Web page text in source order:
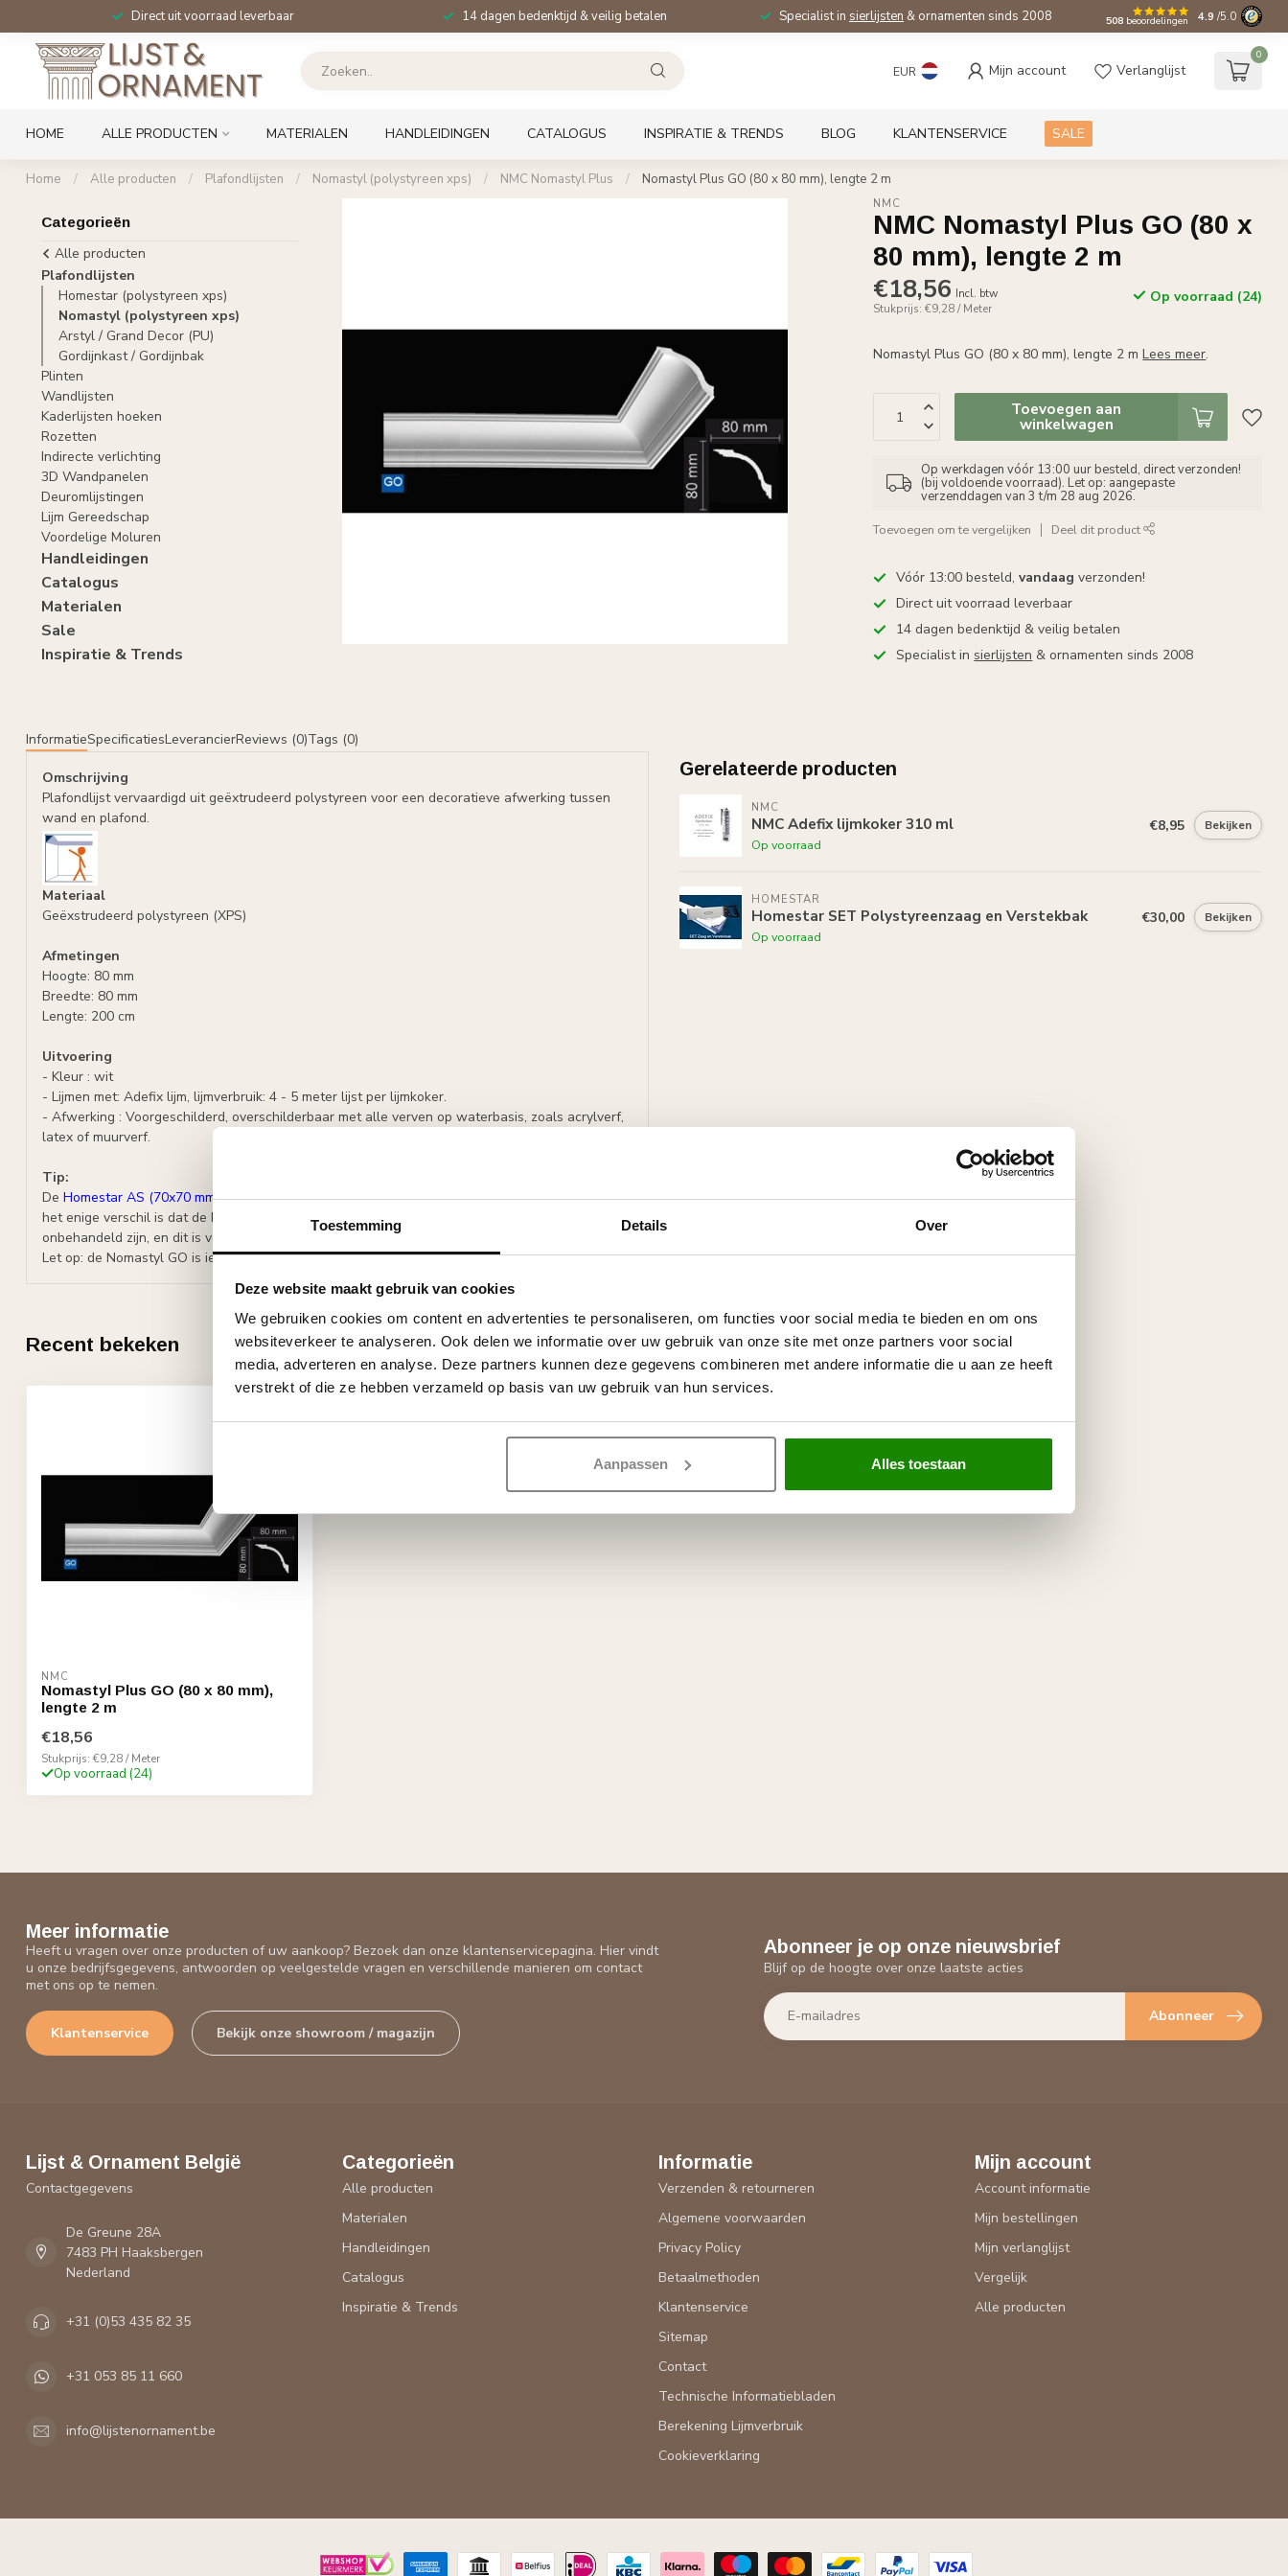
Toestemming Details Over
Deze website maakt gebruik van cookies
We gebruiken cookies om content en advertenties te personaliseren, om functies voor social media te bieden en om ons
websiteverkeer te analyseren. Ook delen we informatie over uw gebruik van onze site met onze partners voor social
media, adverteren en analyse. Deze partners kunnen deze gegevens combineren met andere informatie die u aan ze heeft
verstrekt of die ze hebben verzameld op basis van uw gebruik van hun services.
Aanpassen Alles toestaan
Direct uit voorraad leverbaar 14 dagen bedenktijd & veilig betalen Specialist in sierlijsten & ornamenten sinds 2008 508 beoordelingen 4.9 /5.0
EUR Mijn account Verlanglijst
0
HOME ALLE PRODUCTEN MATERIALEN HANDLEIDINGEN CATALOGUS INSPIRATIE & TRENDS BLOG KLANTENSERVICE SALE
Home / Alle producten / Plafondlijsten / Nomastyl (polystyreen xps) / NMC Nomastyl Plus / Nomastyl Plus GO (80 x 80 mm), lengte 2 m
Categorieën
Alle producten
Plafondlijsten
Homestar (polystyreen xps)
Nomastyl (polystyreen xps)
Arstyl / Grand Decor (PU)
Gordijnkast / Gordijnbak
Plinten
Wandlijsten
Kaderlijsten hoeken
Rozetten
Indirecte verlichting
3D Wandpanelen
Deuromlijstingen
Lijm Gereedschap
Voordelige Moluren
Handleidingen
Catalogus
Materialen
Sale
Inspiratie & Trends
NMC
NMC Nomastyl Plus GO (80 x
80 mm), lengte 2 m
€18,56 Incl. btw
Stukprijs: €9,28 / Meter
Op voorraad (24)
Nomastyl Plus GO (80 x 80 mm), lengte 2 mLees meer.
Toevoegen aan
winkelwagen
Op werkdagen vóór 13:00 uur besteld, direct verzonden!
(bij voldoende voorraad). Let op: aangepaste
verzenddagen van 3 t/m 28 aug 2026.
Toevoegen om te vergelijken Deel dit product
Vóór 13:00 besteld,vandaag verzonden!
Direct uit voorraad leverbaar
14 dagen bedenktijd & veilig betalen
Specialist in sierlijsten & ornamenten sinds 2008
InformatieSpecificatiesLeverancierReviews (0)Tags (0)
Omschrijving
Plafondlijst vervaardigd uit geëxtrudeerd polystyreen voor een decoratieve afwerking tussen
wand en plafond.
Materiaal
Geëxstrudeerd polystyreen (XPS)
Afmetingen
Hoogte: 80 mm
Breedte: 80 mm
Lengte: 200 cm
Uitvoering
- Kleur : wit
- Lijmen met: Adefix lijm, lijmverbruik: 4 - 5 meter lijst per lijmkoker.
- Afwerking : Voorgeschilderd, overschilderbaar met alle verven op waterbasis, zoals acrylverf,
latex of muurverf.
Tip:
De Homestar AS (70x70 mm)wat profiel en materiaal betreft vergelijkbaar met de Nomastyl GO,
het enige verschil is dat de Nomastyl één keer is voorgeschilderd en de Homestar lijsten nog
onbehandeld zijn, en dit is vooral bij de grote lijsten terug te vinden in het prijsverschil.
Let op: de Nomastyl GO is iets groter dan de Homestar AS.
Gerelateerde producten
NMC
NMC Adefix lijmkoker 310 ml
Op voorraad
€8,95 Bekijken
HOMESTAR
Homestar SET Polystyreenzaag en Verstekbak
Op voorraad
€30,00 Bekijken
Recent bekeken
NMC
Nomastyl Plus GO (80 x 80 mm),
lengte 2 m
€18,56
Stukprijs: €9,28 / Meter
Op voorraad (24)
Meer informatie
Heeft u vragen over onze producten of uw aankoop? Bezoek dan onze klantenservicepagina. Hier vindt
u onze bedrijfsgegevens, antwoorden op veelgestelde vragen en verschillende manieren om contact
met ons op te nemen.
Klantenservice Bekijk onze showroom / magazijn
Abonneer je op onze nieuwsbrief
Blijf op de hoogte over onze laatste acties
Abonneer
Lijst & Ornament België
Contactgegevens
De Greune 28A
7483 PH Haaksbergen
Nederland
+31 (0)53 435 82 35
+31 053 85 11 660
info@lijstenornament.be
Categorieën
Alle producten
Materialen
Handleidingen
Catalogus
Inspiratie & Trends
Informatie
Verzenden & retourneren
Algemene voorwaarden
Privacy Policy
Betaalmethoden
Klantenservice
Sitemap
Contact
Technische Informatiebladen
Berekening Lijmverbruik
Cookieverklaring
Mijn account
Account informatie
Mijn bestellingen
Mijn verlanglijst
Vergelijk
Alle producten